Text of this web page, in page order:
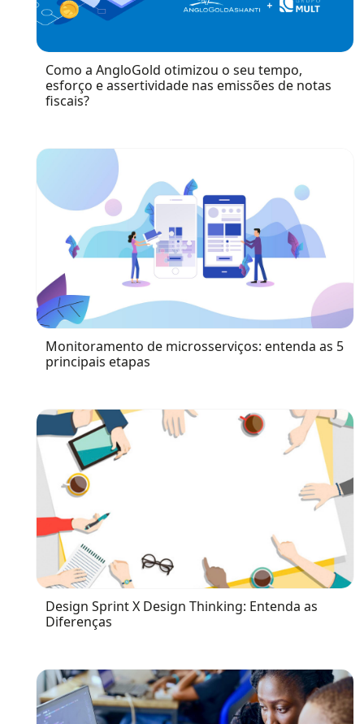
Como a AngloGold otimizou o seu tempo,
esforço e assertividade nas emissões de notas
fiscais?
Monitoramento de microsserviços: entenda as 5
principais etapas
Design Sprint X Design Thinking: Entenda as
Diferenças